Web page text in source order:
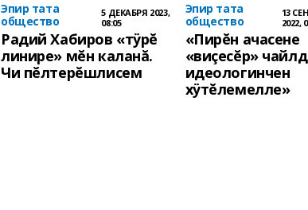
Эпир тата
общество
5 ДЕКАБРЯ 2023,
08:05
Радий Хабиров «тÿрĕ
линире» мĕн каланă.
Чи пĕлтерĕшлисем
Эпир тата
общество
13
2022,
«Пирĕн ачасене
«виçесĕр»
идеологинчен
хÿтĕлемелле»